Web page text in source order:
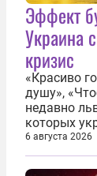
Эффект
Украина
кризис
«Красиво
душу»,
недавно
которых
скором
играть
6 августа 2026